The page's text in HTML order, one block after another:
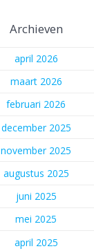
Archieven
april 2026
maart 2026
februari 2026
december 2025
november 2025
augustus 2025
juni 2025
mei 2025
april 2025